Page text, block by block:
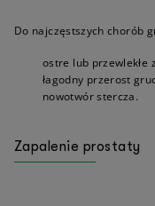
Do najczęstszych chorób
ostre lub przewlekłe
łagodny przerost
nowotwór stercza.
Zapalenie prostaty